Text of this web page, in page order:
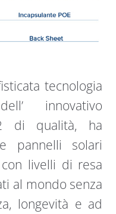
tecnologia
innovativo
di qualità, ha
pannelli solari
livelli di resa
al mondo senza
longevità e ad